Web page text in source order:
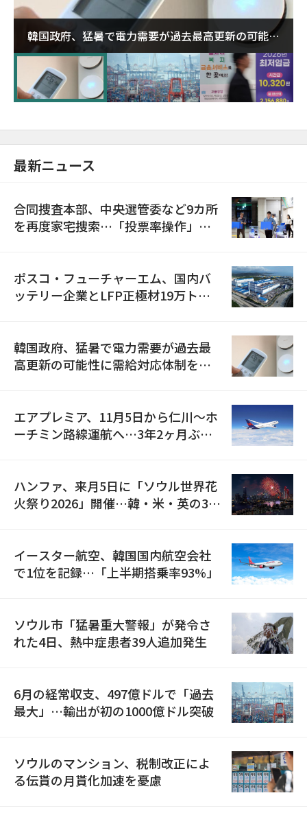
韓国政府、猛暑で電力需要が過去最高更新の可能性
に需給対応体制を点検
最新ニュース
合同捜査本部、中央選管委など9カ所
を再度家宅捜索…「投票率操作」の
ポスコ・フューチャーエム、国内バ
ッテリー企業とLFP正極材19万トン
韓国政府、猛暑で電力需要が過去最
高更新の可能性に需給対応体制を点
エアプレミア、11月5日から仁川〜ホ
ーチミン路線運航へ…3年2ヶ月ぶり
ハンファ、来月5日に「ソウル世界花
火祭り2026」開催…韓・米・英の3カ
イースター航空、韓国国内航空会社
で1位を記録…「上半期搭乗率93%」
ソウル市「猛暑重大警報」が発令さ
れた4日、熱中症患者39人追加発生
6月の経常収支、497億ドルで「過去
最大」…輸出が初の1000億ドル突破
ソウルのマンション、税制改正によ
る伝貰の月貰化加速を憂慮